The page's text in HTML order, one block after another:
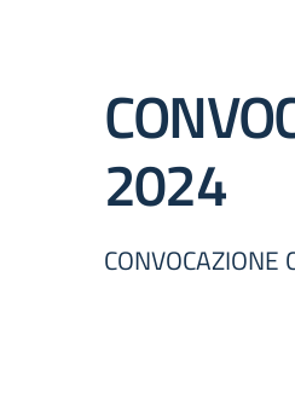
2024